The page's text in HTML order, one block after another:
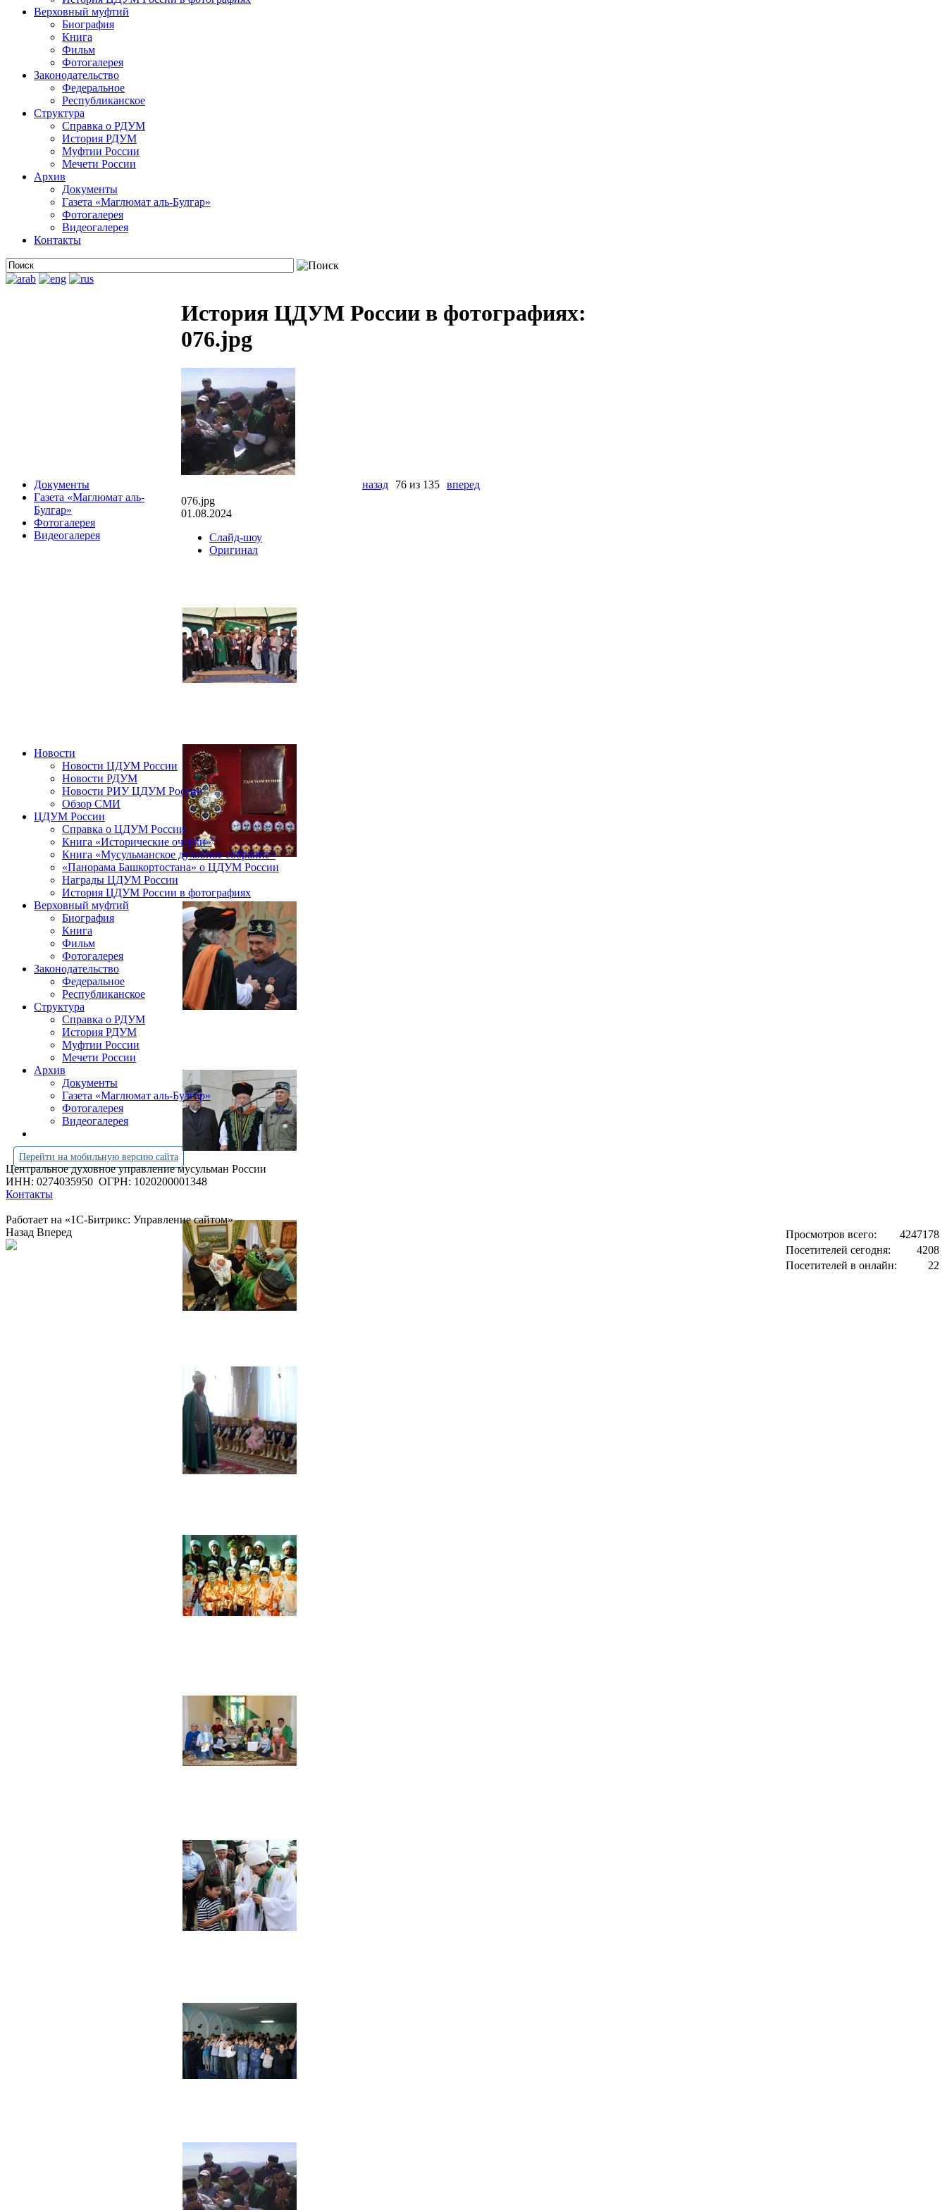
Верховный муфтий
Биография
Книга
Фильм
Фотогалерея
Законодательство
Федеральное
Республиканское
Структура
Справка о РДУМ
История РДУМ
Муфтии России
Мечети России
Архив
Документы
Газета «Маглюмат аль-Булгар»
Фотогалерея
Видеогалерея
Контакты
Документы
Газета «Маглюмат аль-
Булгар»
Фотогалерея
Видеогалерея
История ЦДУМ России в фотографиях:
076.jpg
назад 76 из 135 вперед
076.jpg
01.08.2024
Слайд-шоу
Оригинал
Новости
Новости ЦДУМ России
Новости РДУМ
Новости РИУ ЦДУМ России
Обзор СМИ
ЦДУМ России
Справка о ЦДУМ России
Книга «Исторические очерки»
Книга «Мусульманское духовное собрание»
«Панорама Башкортостана» о ЦДУМ России
Награды ЦДУМ России
История ЦДУМ России в фотографиях
Верховный муфтий
Биография
Книга
Фильм
Фотогалерея
Законодательство
Федеральное
Республиканское
Структура
Справка о РДУМ
История РДУМ
Муфтии России
Мечети России
Архив
Документы
Газета «Маглюмат аль-Булгар»
Фотогалерея
Видеогалерея
Перейти на мобильную версию сайта
Центральное духовное управление мусульман России
ИНН: 0274035950 ОГРН: 1020200001348
Контакты
Работает на «1С-Битрикс: Управление сайтом»
Просмотров всего:
4247178
Посетителей сегодня:
4208
Посетителей в онлайн:
22
Назад Вперед